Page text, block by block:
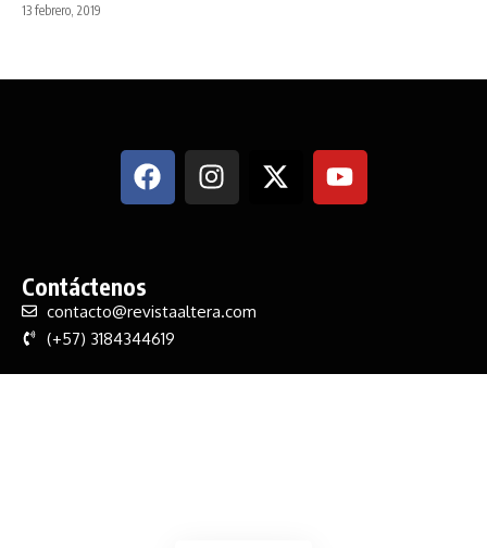
13 febrero, 2019
Contáctenos
contacto@revistaaltera.com
(+57) 3184344619